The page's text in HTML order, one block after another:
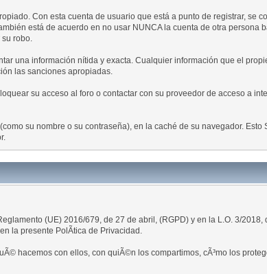
Con esta cuenta de usuario que está a punto de registrar, se
está de acuerdo en no usar NUNCA la cuenta de otra persona
robo.
una información nítida y exacta. Cualquier información que el
las sanciones apropiadas.
su acceso al foro o contactar con su proveedor de acceso a
su nombre o su contraseña), en la caché de su navegador. Esto
(UE) 2016/679, de 27 de abril, (RGPD) y en la L.O. 3/2018,
la presente PolÃ­tica de Privacidad.
hacemos con ellos, con quiÃ©n los compartimos, cÃ³mo los